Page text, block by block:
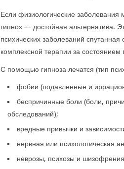
Если физиологические заболевания
гипноз — достойная альтернатива.
психических заболеваний
комплексной терапии за
С помощью гипноза лечатся (тип
фобии (подавленные и
беспричинные боли (боли,
обследований);
вредные привычки и
нервная или психологическая
неврозы, психозы и